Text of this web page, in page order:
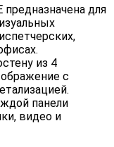
предназначена для
из 4
с
панели
видео и